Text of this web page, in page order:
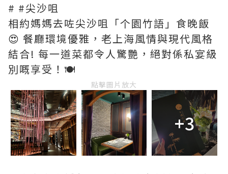
# #尖沙咀
相約媽媽去咗尖沙咀「个園竹語」食晚飯
😍 餐廳環境優雅，老上海風情與現代風格
結合! 每一道菜都令人驚艷，絕對係私宴級
別嘅享受！🍽️
點擊圖片放大
+3